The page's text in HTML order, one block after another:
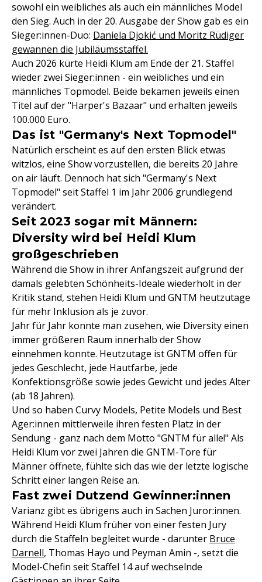
sowohl ein weibliches als auch ein männliches Model
den Sieg. Auch in der 20. Ausgabe der Show gab es ein
Sieger:innen-Duo: Daniela Djokić und Moritz Rüdiger
gewannen die Jubiläumsstaffel.
Auch 2026 kürte Heidi Klum am Ende der 21. Staffel
wieder zwei Sieger:innen - ein weibliches und ein
männliches Topmodel. Beide bekamen jeweils einen
Titel auf der "Harper's Bazaar" und erhalten jeweils
100.000 Euro.
Das ist "Germany's Next Topmodel"
Natürlich erscheint es auf den ersten Blick etwas
witzlos, eine Show vorzustellen, die bereits 20 Jahre
on air läuft. Dennoch hat sich "Germany's Next
Topmodel" seit Staffel 1 im Jahr 2006 grundlegend
verändert.
Seit 2023 sogar mit Männern:
Diversity wird bei Heidi Klum
großgeschrieben
Während die Show in ihrer Anfangszeit aufgrund der
damals gelebten Schönheits-Ideale wiederholt in der
Kritik stand, stehen Heidi Klum und GNTM heutzutage
für mehr Inklusion als je zuvor.
Jahr für Jahr konnte man zusehen, wie Diversity einen
immer größeren Raum innerhalb der Show
einnehmen konnte. Heutzutage ist GNTM offen für
jedes Geschlecht, jede Hautfarbe, jede
Konfektionsgröße sowie jedes Gewicht und jedes Alter
(ab 18 Jahren).
Und so haben Curvy Models, Petite Models und Best
Ager:innen mittlerweile ihren festen Platz in der
Sendung - ganz nach dem Motto "GNTM für alle!" Als
Heidi Klum vor zwei Jahren die GNTM-Tore für
Männer öffnete, fühlte sich das wie der letzte logische
Schritt einer langen Reise an.
Fast zwei Dutzend Gewinner:innen
Varianz gibt es übrigens auch in Sachen Juror:innen.
Während Heidi Klum früher von einer festen Jury
durch die Staffeln begleitet wurde - darunter Bruce
Darnell, Thomas Hayo und Peyman Amin -, setzt die
Model-Chefin seit Staffel 14 auf wechselnde